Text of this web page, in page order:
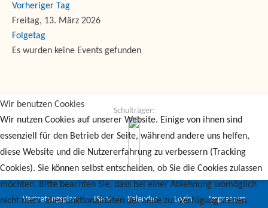
Vorheriger Tag
Freitag, 13. März 2026
Folgetag
Es wurden keine Events gefunden
Schulträger:
Vertretungsplan IServ Kalender Login Impressum
Wir benutzen Cookies
Wir nutzen Cookies auf unserer Website. Einige von ihnen sind
essenziell für den Betrieb der Seite, während andere uns helfen,
diese Website und die Nutzererfahrung zu verbessern (Tracking
Cookies). Sie können selbst entscheiden, ob Sie die Cookies zulassen
möchten. Bitte beachten Sie, dass bei einer Ablehnung womöglich
nicht mehr alle Funktionalitäten der Seite zur Verfügung stehen.